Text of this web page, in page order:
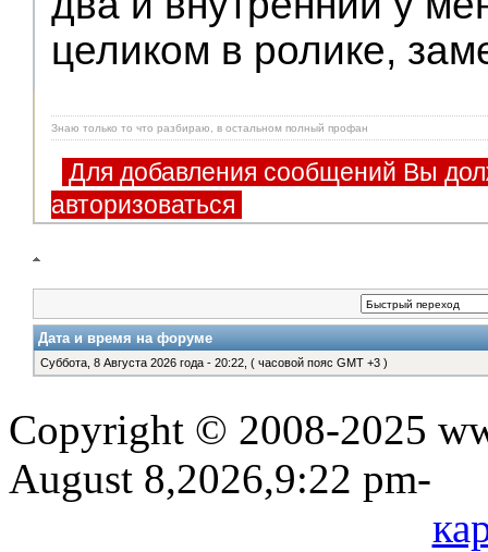
целиком в ролике,
Знаю только то что разбираю, в остальном полный профан
Для добавления сообщений Вы
авторизоваться
Дата и время на форуме
Суббота, 8 Августа 2026 года - 20:22, ( часовой пояс GMT +3 )
Copyright © 2008-2025
August 8,2026,9:22 pm-